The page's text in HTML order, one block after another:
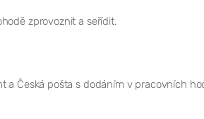
zprovoznit a seřídit.
a Česká pošta s dodáním v pracovních